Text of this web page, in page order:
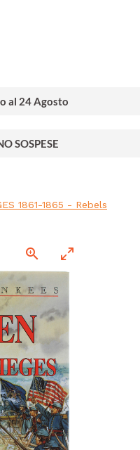
al 24 Agosto
SOSPESE
1861-1865 - Rebels